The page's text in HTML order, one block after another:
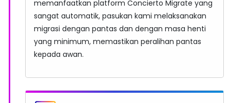
memanfaatkan platform Concierto Migrate yang
sangat automatik, pasukan kami melaksanakan
migrasi dengan pantas dan dengan masa henti
yang minimum, memastikan peralihan pantas
kepada awan.